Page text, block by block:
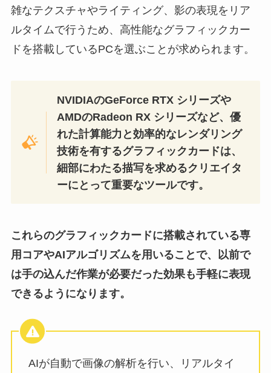
雑なテクスチャやライティング、影の表現をリア
ルタイムで行うため、高性能なグラフィックカー
ドを搭載しているPCを選ぶことが求められます。
NVIDIAのGeForce RTX シリーズや
AMDのRadeon RX シリーズなど、優
れた計算能力と効率的なレンダリング
技術を有するグラフィックカードは、
細部にわたる描写を求めるクリエイタ
ーにとって重要なツールです。
これらのグラフィックカードに搭載されている専
用コアやAIアルゴリズムを用いることで、以前で
は手の込んだ作業が必要だった効果も手軽に表現
できるようになります。
AIが自動で画像の解析を行い、リアルタイ